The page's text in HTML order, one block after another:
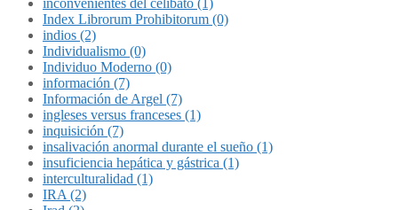
inconvenientes del celibato (1)
Index Librorum Prohibitorum (0)
indios (2)
Individualismo (0)
Individuo Moderno (0)
información (7)
Información de Argel (7)
ingleses versus franceses (1)
inquisición (7)
insalivación anormal durante el sueño (1)
insuficiencia hepática y gástrica (1)
interculturalidad (1)
IRA (2)